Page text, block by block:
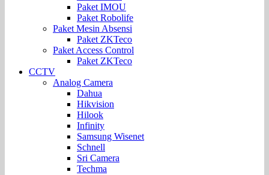
Paket IMOU
Paket Robolife
Paket Mesin Absensi
Paket ZKTeco
Paket Access Control
Paket ZKTeco
CCTV
Analog Camera
Dahua
Hikvision
Hilook
Infinity
Samsung Wisenet
Schnell
Sri Camera
Techma